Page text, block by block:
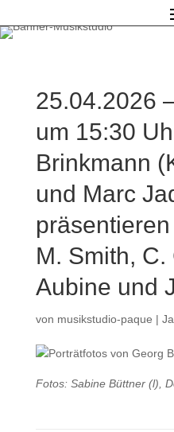
25.04.2026
um 15:30
Brinkmann
und Marc
M. Smith, C.
Aubine und
von musikstudio-paque |
Fotos: Sabine Büttner (l),